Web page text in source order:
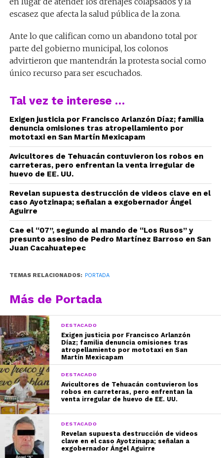
escasez que afecta la salud pública de la zona.
Ante lo que califican como un abandono total por
parte del gobierno municipal, los colonos
advirtieron que mantendrán la protesta social como
único recurso para ser escuchados.
Tal vez te interese …
Exigen justicia por Francisco Arlanzón Díaz; familia
denuncia omisiones tras atropellamiento por
mototaxi en San Martín Mexicapam
Avicultores de Tehuacán contuvieron los robos en
carreteras, pero enfrentan la venta irregular de
huevo de EE. UU.
Revelan supuesta destrucción de videos clave en el
caso Ayotzinapa; señalan a exgobernador Ángel
Aguirre
Cae el “07”, segundo al mando de “Los Rusos” y
presunto asesino de Pedro Martínez Barroso en San
Juan Cacahuatepec
TEMAS RELACIONADOS: PORTADA
Más de Portada
DESTACADO
Exigen justicia por Francisco Arlanzón
Díaz; familia denuncia omisiones tras
atropellamiento por mototaxi en San
Martín Mexicapam
DESTACADO
Avicultores de Tehuacán contuvieron los
robos en carreteras, pero enfrentan la
venta irregular de huevo de EE. UU.
DESTACADO
Revelan supuesta destrucción de videos
clave en el caso Ayotzinapa; señalan a
exgobernador Ángel Aguirre